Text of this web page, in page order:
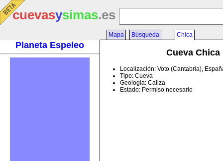
cuevasysimas.es
Planeta Espeleo
Mapa Búsqueda Chica
Cueva Chica
Localización: Voto (Cantabria),
Tipo: Cueva
Geología: Caliza
Estado: Permiso necesario